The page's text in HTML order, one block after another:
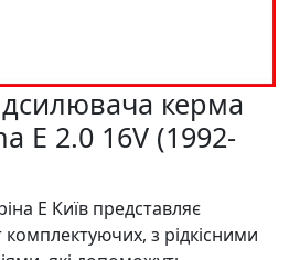
керма
E 2.0 16V (1992-
Е Київ представляє
з рідкісними